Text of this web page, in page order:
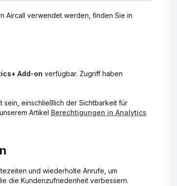
Aircall verwendet werden, finden Sie in
Add-on verfügbar. Zugriff haben
einschließlich der Sichtbarkeit für
Artikel Berechtigungen in Analytics
und wiederholte Anrufe, um
die Kundenzufriedenheit verbessern.